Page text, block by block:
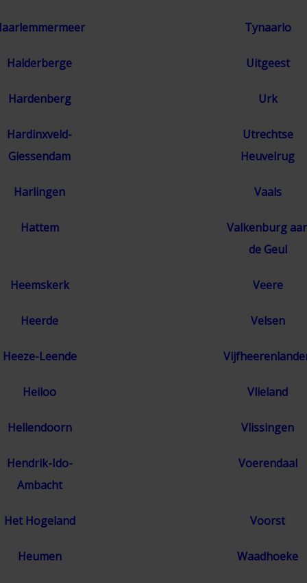
Tynaarlo
Halderberge Uitgeest
Hardenberg Urk
Hardinxveld-
Giessendam
Utrechtse
Heuvelrug
Harlingen Vaals
Hattem
Valkenburg
de Geul
Heemskerk Veere
Heerde Velsen
Heeze-Leende
Heiloo Vlieland
Hellendoorn Vlissingen
Hendrik-Ido-
Ambacht
Voerendaal
Het Hogeland Voorst
Heumen Waadhoeke